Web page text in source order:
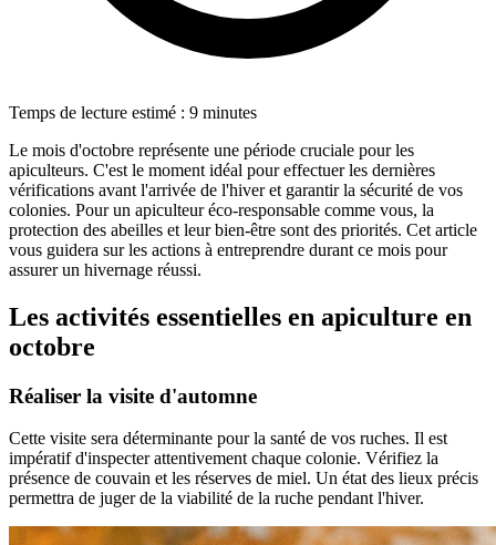
Temps de lecture estimé : 9 minutes
Le mois d'octobre représente une période cruciale pour les
apiculteurs. C'est le moment idéal pour effectuer les dernières
vérifications avant l'arrivée de l'hiver et garantir la sécurité de vos
colonies. Pour un apiculteur éco-responsable comme vous, la
protection des abeilles et leur bien-être sont des priorités. Cet article
vous guidera sur les actions à entreprendre durant ce mois pour
assurer un hivernage réussi.
Les activités essentielles en apiculture en
octobre
Réaliser la visite d'automne
Cette visite sera déterminante pour la santé de vos ruches. Il est
impératif d'inspecter attentivement chaque colonie. Vérifiez la
présence de couvain et les réserves de miel. Un état des lieux précis
permettra de juger de la viabilité de la ruche pendant l'hiver.